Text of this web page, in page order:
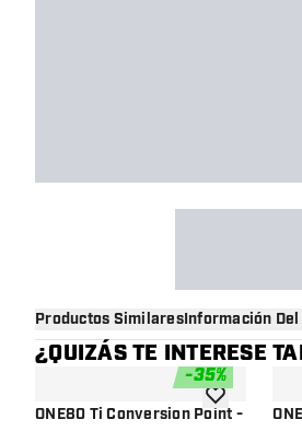
Productos SimilaresInformación
¿QUIZÁS TE INTERESE
-35%
ONE80 Ti Conversion Point -
añadir a la